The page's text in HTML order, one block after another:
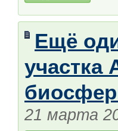
Ещё
участка
21 марта